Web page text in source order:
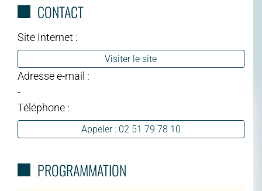
CONTACT
Site Internet :
Visiter le site
Adresse e-mail :
-
Téléphone :
Appeler : 02 51 79 78 10
PROGRAMMATION